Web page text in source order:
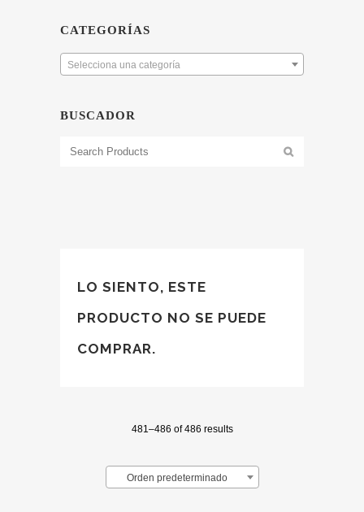
CATEGORÍAS
Selecciona una categoría
BUSCADOR
LO SIENTO, ESTE
PRODUCTO NO SE PUEDE
COMPRAR.
481–486 of 486 results
Orden predeterminado